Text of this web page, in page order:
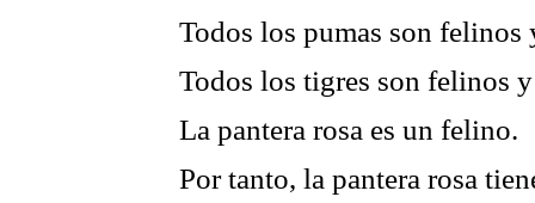
Todos los pumas son felinos
Todos los tigres son felinos
La pantera rosa es un felino.
Por tanto, la pantera rosa